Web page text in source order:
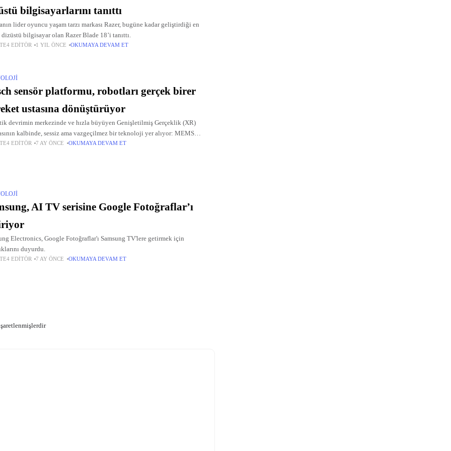
bilgisayarlarını tanıttı
lider oyuncu yaşam tarzı markası Razer, bugüne kadar geliştirdiği en
bilgisayar olan Razer Blade 18’i tanıttı.
EDITÖR 1 YIL ÖNCE OKUMAYA DEVAM ET
sensör platformu, robotları gerçek birer
ustasına dönüştürüyor
devrimin merkezinde ve hızla büyüyen Genişletilmiş Gerçeklik (XR)
kalbinde, sessiz ama vazgeçilmez bir teknoloji yer alıyor: MEMS
Elektro-Mekanik Sistemler) sensörleri.
EDITÖR 7 AY ÖNCE OKUMAYA DEVAM ET
AI TV serisine Google Fotoğraflar’ı
Electronics, Google Fotoğraflar'ı Samsung TV'lere getirmek için
duyurdu.
EDITÖR 7 AY ÖNCE OKUMAYA DEVAM ET